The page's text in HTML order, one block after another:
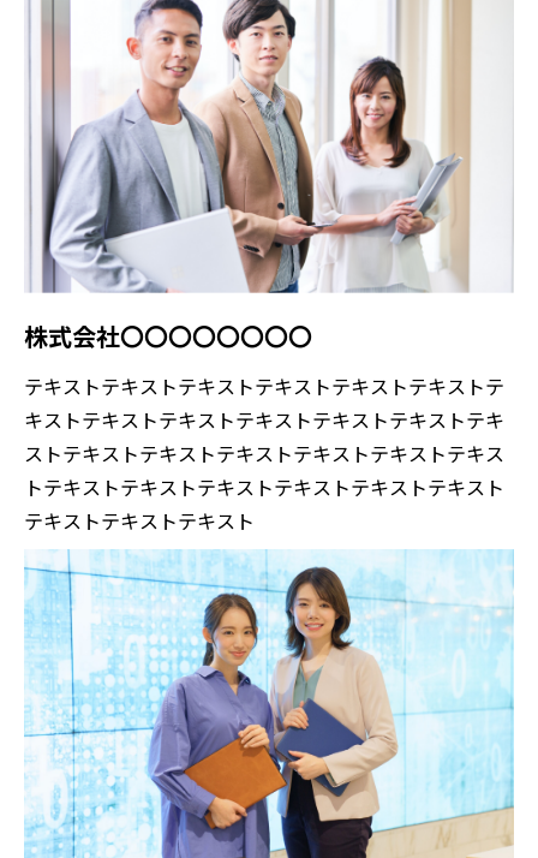
株式会社〇〇〇〇〇〇〇〇
テキストテキストテキストテキストテキストテキストテ
キストテキストテキストテキストテキストテキストテキ
ストテキストテキストテキストテキストテキストテキス
トテキストテキストテキストテキストテキストテキスト
テキストテキストテキスト